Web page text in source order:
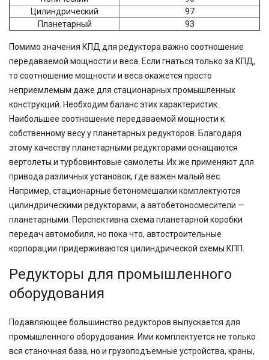
Цилиндрический
97
Планетарный
93
Помимо значения КПД для редуктора важно соотношение
передаваемой мощности и веса. Если гнаться только за КПД,
то соотношение мощности и веса окажется просто
неприемлемым даже для стационарных промышленных
конструкций. Необходим баланс этих характеристик.
Наибольшее соотношение передаваемой мощности к
собственному весу у планетарных редукторов. Благодаря
этому качеству планетарными редукторами оснащаются
вертолеты и турбовинтовые самолеты. Их же применяют для
привода различных установок, где важен малый вес.
Например, стационарные бетономешалки комплектуются
цилиндрическими редукторами, а автобетоносмесители —
планетарными. Перспективна схема планетарной коробки
передач автомобиля, но пока что, автостроительные
корпорации придерживаются цилиндрической схемы КПП.
Редукторы для промышленного
оборудования
Подавляющее большинство редукторов выпускается для
промышленного оборудования. Ими комплектуется не только
вся станочная база, но и грузоподъемные устройства, краны,